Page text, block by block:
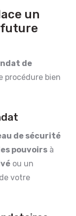
un
de
procédure bien
de sécurité
pouvoirs à
ou un
votre